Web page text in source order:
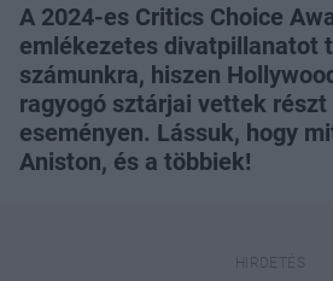
A 2024-es Critics Choice
emlékezetes divatpillanatot
számunkra, hiszen
ragyogó sztárjai vettek részt
eseményen. Lássuk, hogy
Aniston, és a többiek!